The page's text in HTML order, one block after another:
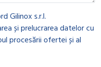
Gilinox s.r.l.
și prelucrarea datelor cu
procesării ofertei și al